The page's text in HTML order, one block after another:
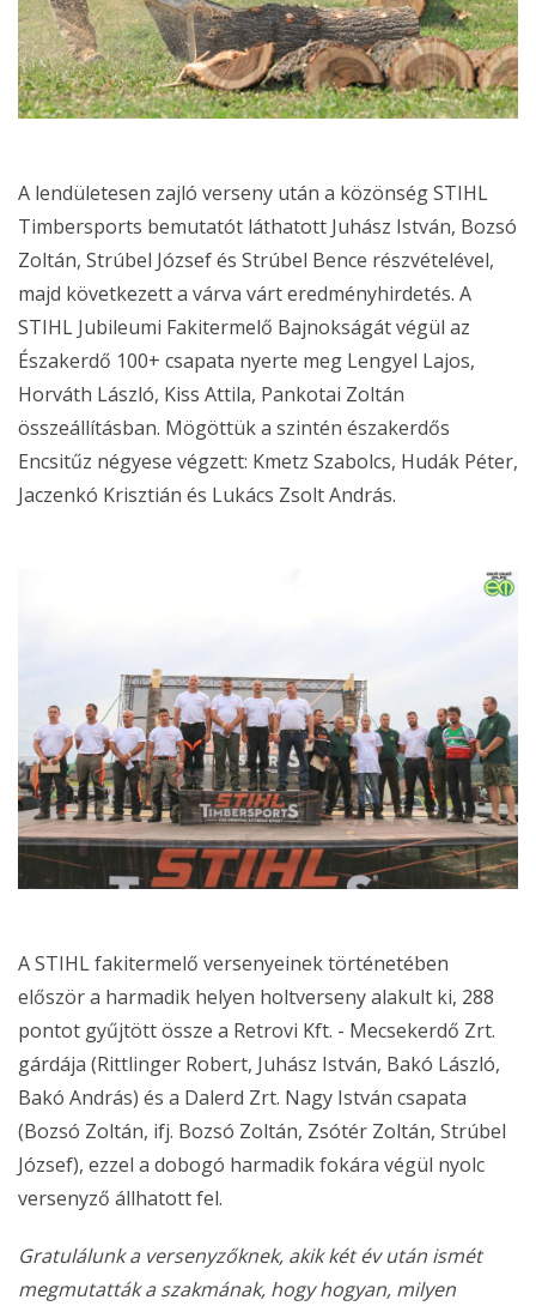
A lendületesen zajló verseny után a közönség STIHL
Timbersports bemutatót láthatott Juhász István, Bozsó
Zoltán, Strúbel József és Strúbel Bence részvételével,
majd következett a várva várt eredményhirdetés. A
STIHL Jubileumi Fakitermelő Bajnokságát végül az
Északerdő 100+ csapata nyerte meg Lengyel Lajos,
Horváth László, Kiss Attila, Pankotai Zoltán
összeállításban. Mögöttük a szintén északerdős
Encsitűz négyese végzett: Kmetz Szabolcs, Hudák Péter,
Jaczenkó Krisztián és Lukács Zsolt András.
A STIHL fakitermelő versenyeinek történetében
először a harmadik helyen holtverseny alakult ki, 288
pontot gyűjtött össze a Retrovi Kft. - Mecsekerdő Zrt.
gárdája (Rittlinger Robert, Juhász István, Bakó László,
Bakó András) és a Dalerd Zrt. Nagy István csapata
(Bozsó Zoltán, ifj. Bozsó Zoltán, Zsótér Zoltán, Strúbel
József), ezzel a dobogó harmadik fokára végül nyolc
versenyző állhatott fel.
Gratulálunk a versenyzőknek, akik két év után ismét
megmutatták a szakmának, hogy hogyan, milyen